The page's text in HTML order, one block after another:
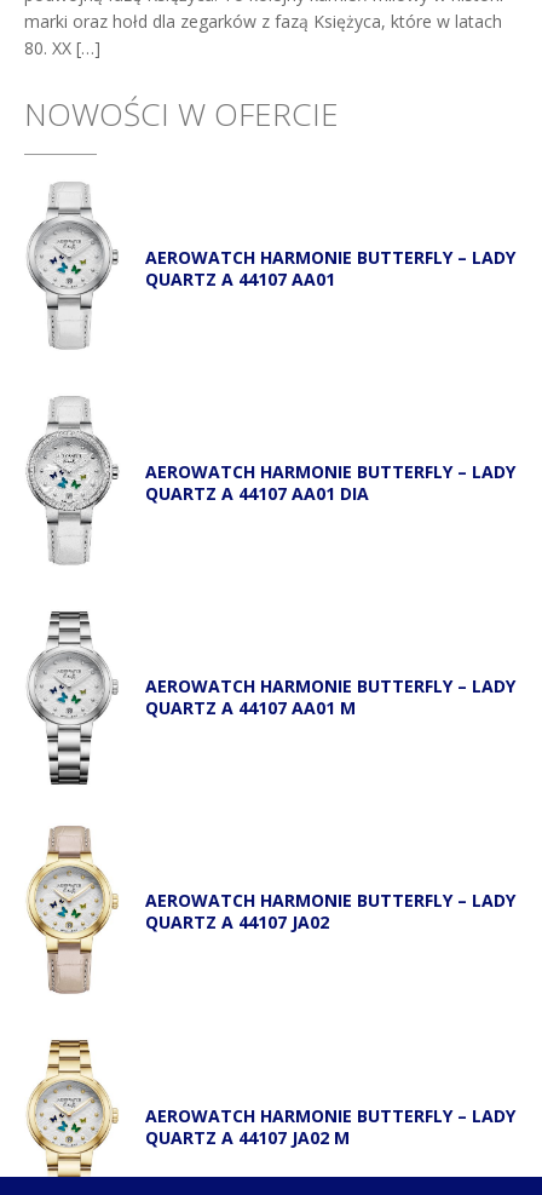
marki oraz hołd dla zegarków z fazą Księżyca, które w latach
80. XX […]
NOWOŚCI W OFERCIE
AEROWATCH HARMONIE BUTTERFLY – LADY
QUARTZ A 44107 AA01
AEROWATCH HARMONIE BUTTERFLY – LADY
QUARTZ A 44107 AA01 DIA
AEROWATCH HARMONIE BUTTERFLY – LADY
QUARTZ A 44107 AA01 M
AEROWATCH HARMONIE BUTTERFLY – LADY
QUARTZ A 44107 JA02
AEROWATCH HARMONIE BUTTERFLY – LADY
QUARTZ A 44107 JA02 M